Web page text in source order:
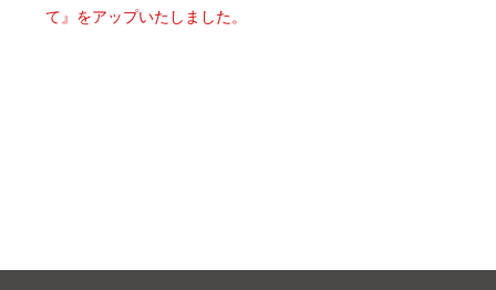
て』をアップいたしました。